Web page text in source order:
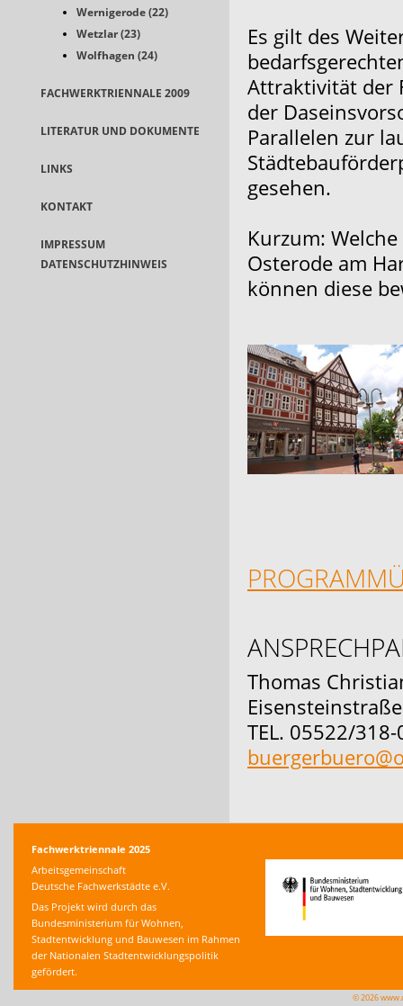
Wernigerode (22)
Wetzlar (23)
Wolfhagen (24)
FACHWERKTRIENNALE 2009
LITERATUR UND DOKUMENTE
LINKS
KONTAKT
IMPRESSUM
DATENSCHUTZHINWEIS
Es gilt des
Attraktivität der
der
Parallelen zur
gesehen.
Kurzum:
Osterode am
können diese
Thomas
TEL. 05522/318-
Fachwerktriennale 2025
Arbeitsgemeinschaft
Deutsche Fachwerkstädte e.V.
Das Projekt wird durch das
Bundesministerium für Wohnen,
Stadtentwicklung und Bauwesen im Rahmen
der Nationalen Stadtentwicklungspolitik
gefördert.
© 2026